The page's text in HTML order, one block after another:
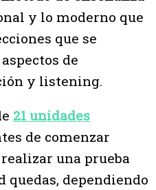
y lo moderno que
que se
de
y listening.
21 unidades
de comenzar
una prueba
quedas, dependiendo